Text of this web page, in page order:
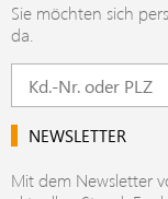
Sie möchten sich
da.
NEWSLETTER
Mit dem Newsletter